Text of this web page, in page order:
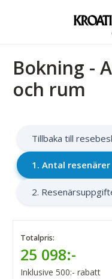
Bokning -
och rum
Tillbaka till
1. Antal
2.
Totalpris:
25 098:-
Inklusive 500:- rabatt